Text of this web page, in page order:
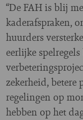
“De FAH is blij
kaderafspraken,
huurders
eerlijke
zekerheid, betere
regelingen op
hebben op het